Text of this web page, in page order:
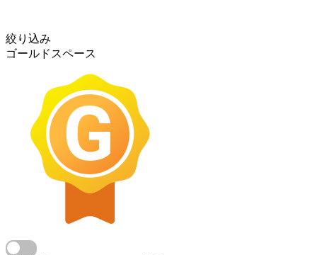
絞り込み
ゴールドスペース